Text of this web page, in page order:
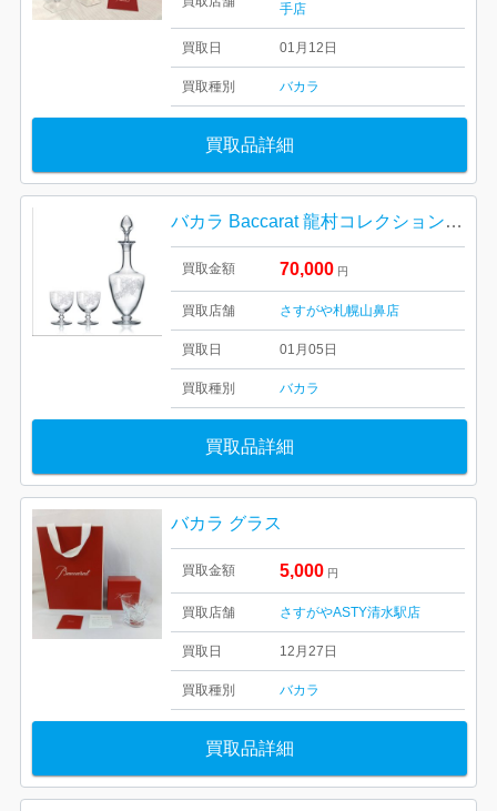
手店
買取日 01月12日
買取種別 バカラ
買取品詳細
バカラ Baccarat 龍村コレクション 實のり デカンタ ワイングラス 3点セット デキャンタ 葡萄 クリスタル
買取金額 70,000 円
買取店舗 さすがや札幌山鼻店
買取日 01月05日
買取種別 バカラ
買取品詳細
バカラ グラス
買取金額 5,000 円
買取店舗 さすがやASTY清水駅店
買取日 12月27日
買取種別 バカラ
買取品詳細